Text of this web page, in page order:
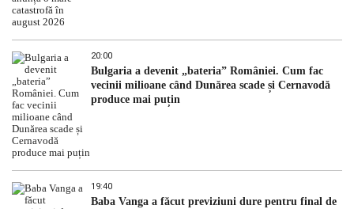
20:00
Bulgaria a devenit „bateria” României. Cum fac
vecinii milioane când Dunărea scade și Cernavodă
produce mai puțin
19:40
Baba Vanga a făcut previziuni dure pentru final de